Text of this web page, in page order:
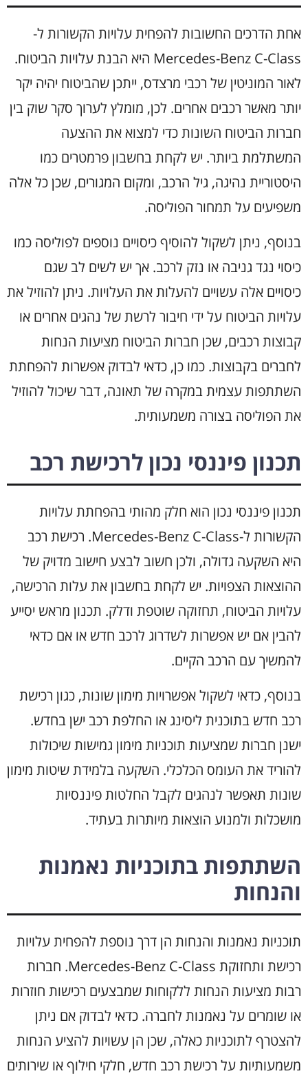
אחת הדרכים החשובות להפחית עלויות הקשורות ל-
Mercedes-Benz C-Class היא הבנת עלויות הביטוח.
לאור המוניטין של רכבי מרצדס, ייתכן שהביטוח יהיה יקר
יותר מאשר רכבים אחרים. לכן, מומלץ לערוך סקר שוק בין
חברות הביטוח השונות כדי למצוא את ההצעה
המשתלמת ביותר. יש לקחת בחשבון פרמטרים כמו
היסטוריית נהיגה, גיל הרכב, ומקום המגורים, שכן כל אלה
משפיעים על תמחור הפוליסה.
בנוסף, ניתן לשקול להוסיף כיסויים נוספים לפוליסה כמו
כיסוי נגד גניבה או נזק לרכב. אך יש לשים לב שגם
כיסויים אלה עשויים להעלות את העלויות. ניתן להוזיל את
עלויות הביטוח על ידי חיבור לרשת של נהגים אחרים או
קבוצות רכבים, שכן חברות הביטוח מציעות הנחות
לחברים בקבוצות. כמו כן, כדאי לבדוק אפשרות להפחתת
השתתפות עצמית במקרה של תאונה, דבר שיכול להוזיל
את הפוליסה בצורה משמעותית.
תכנון פיננסי נכון לרכישת רכב
תכנון פיננסי נכון הוא חלק מהותי בהפחתת עלויות
הקשורות ל-Mercedes-Benz C-Class. רכישת רכב
היא השקעה גדולה, ולכן חשוב לבצע חישוב מדויק של
ההוצאות הצפויות. יש לקחת בחשבון את עלות הרכישה,
עלויות הביטוח, תחזוקה שוטפת ודלק. תכנון מראש יסייע
להבין אם יש אפשרות לשדרוג לרכב חדש או אם כדאי
להמשיך עם הרכב הקיים.
בנוסף, כדאי לשקול אפשרויות מימון שונות, כגון רכישת
רכב חדש בתוכנית ליסינג או החלפת רכב ישן בחדש.
ישנן חברות שמציעות תוכניות מימון גמישות שיכולות
להוריד את העומס הכלכלי. השקעה בלמידת שיטות מימון
שונות תאפשר לנהגים לקבל החלטות פיננסיות
מושכלות ולמנוע הוצאות מיותרות בעתיד.
השתתפות בתוכניות נאמנות
והנחות
תוכניות נאמנות והנחות הן דרך נוספת להפחית עלויות
רכישת ותחזוקת Mercedes-Benz C-Class. חברות
רבות מציעות הנחות ללקוחות שמבצעים רכישות חוזרות
או שומרים על נאמנות לחברה. כדאי לבדוק אם ניתן
להצטרף לתוכניות כאלה, שכן הן עשויות להציע הנחות
משמעותיות על רכישת רכב חדש, חלקי חילוף או שירותים